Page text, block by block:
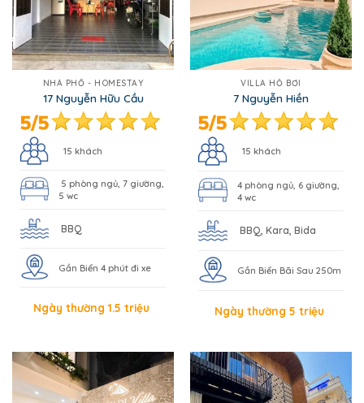
NHÀ PHỐ - HOMESTAY
17 Nguyễn Hữu Cầu
15 khách
5 phòng ngủ, 7 giường,
5 wc
BBQ
Gần Biển 4 phút đi xe
Ngày thường 1.5 triệu
VILLA HỒ BƠI
7 Nguyễn Hiền
15 khách
4 phòng ngủ, 6 giường,
4 wc
BBQ, Kara, Bida
Gần Biển Bãi Sau 250m
Ngày thường 5 triệu